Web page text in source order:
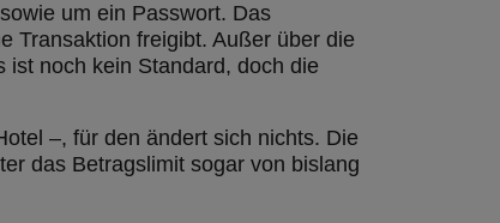
um ein Passwort. Das
Transaktion freigibt. Außer über die
ist noch kein Standard, doch die
–, für den ändert sich nichts. Die
das Betragslimit sogar von bislang